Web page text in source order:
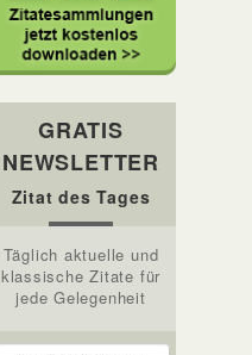
GRATIS
NEWSLETTER
Zitat des Tages
Täglich aktuelle und
klassische Zitate für
jede Gelegenheit